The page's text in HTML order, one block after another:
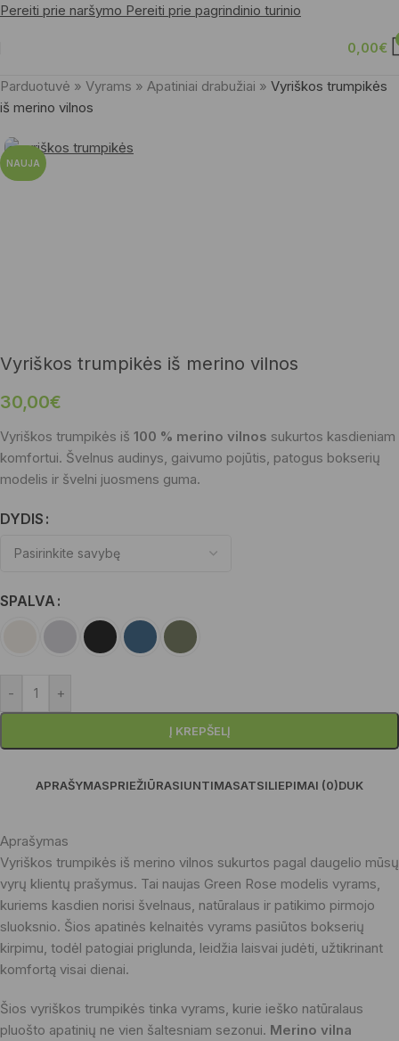
Pereiti prie naršymo Pereiti prie pagrindinio turinio
0,00€
Parduotuvė » Vyrams » Apatiniai drabužiai » Vyriškos trumpikės
iš merino vilnos
NAUJA
Vyriškos trumpikės iš merino vilnos
30,00€
Vyriškos trumpikės iš 100 % merino vilnos sukurtos kasdieniam
komfortui. Švelnus audinys, gaivumo pojūtis, patogus bokserių
modelis ir švelni juosmens guma.
DYDIS
SPALVA
- +
Į KREPŠELĮ
APRAŠYMASPRIEŽIŪRASIUNTIMASATSILIEPIMAI (0)DUK
Aprašymas
Vyriškos trumpikės iš merino vilnos sukurtos pagal daugelio mūsų
vyrų klientų prašymus. Tai naujas Green Rose modelis vyrams,
kuriems kasdien norisi švelnaus, natūralaus ir patikimo pirmojo
sluoksnio. Šios apatinės kelnaitės vyrams pasiūtos bokserių
kirpimu, todėl patogiai priglunda, leidžia laisvai judėti, užtikrinant
komfortą visai dienai.
Šios vyriškos trumpikės tinka vyrams, kurie ieško natūralaus
pluošto apatinių ne vien šaltesniam sezonui. Merino vilna